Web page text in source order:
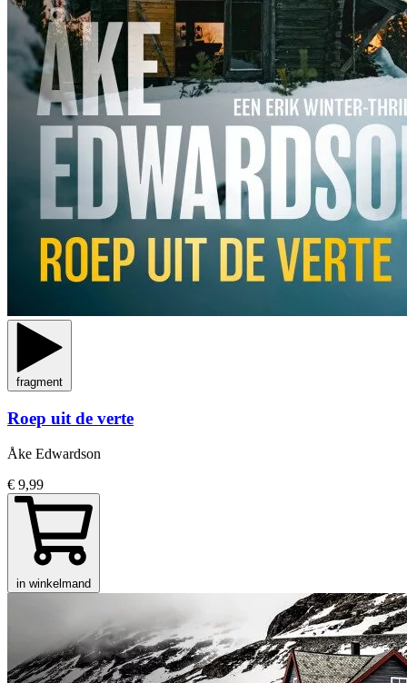
fragment
Roep uit de verte
Åke Edwardson
€ 9,99
in winkelmand